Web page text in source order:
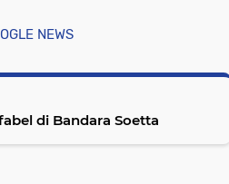
NEWS
di Bandara Soetta